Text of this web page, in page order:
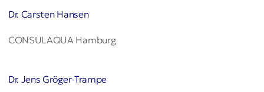
Dr. Carsten Hansen
CONSULAQUA Hamburg
Dr. Jens Gröger-Trampe